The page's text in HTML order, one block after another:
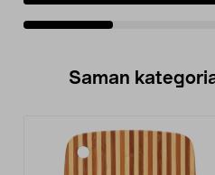
Saman